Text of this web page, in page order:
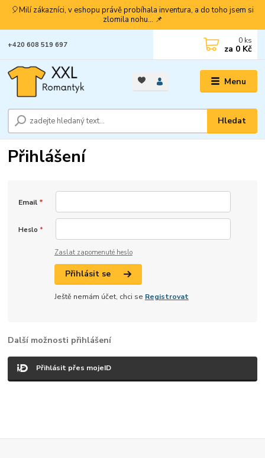
🎈Milí zákazníci, v eshopu právě probíhala inventura, a do toho jsem si
zlomila nohu... 📌
Menu
Hledat
+420 608 519 697 0 ks
za 0 Kč
Přihlášení
Email *
Heslo *
Zaslat zapomenuté heslo
Přihlásit se
Ještě nemám účet, chci se Registrovat
Další možnosti přihlášení
Přihlásit přes mojeID